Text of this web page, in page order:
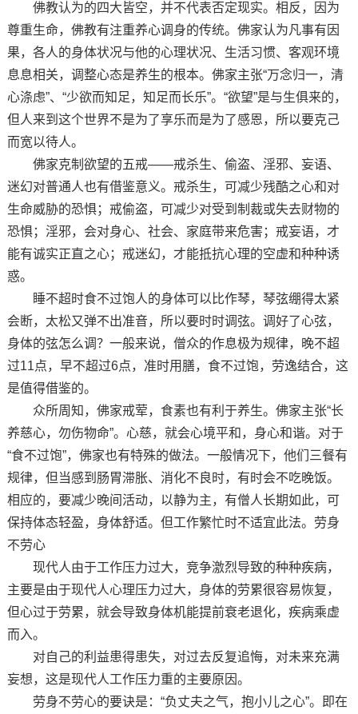
佛教认为的四大皆空，并不代表否定现实。相反，因为
尊重生命，佛教有注重养心调身的传统。佛家认为凡事有因
果，各人的身体状况与他的心理状况、生活习惯、客观环境
息息相关，调整心态是养生的根本。佛家主张“万念归一，清
心涤虑”、“少欲而知足，知足而长乐”。“欲望”是与生俱来的，
但人来到这个世界不是为了享乐而是为了感恩，所以要克己
而宽以待人。
佛家克制欲望的五戒——戒杀生、偷盗、淫邪、妄语、
迷幻对普通人也有借鉴意义。戒杀生，可减少残酷之心和对
生命威胁的恐惧；戒偷盗，可减少对受到制裁或失去财物的
恐惧；淫邪，会对身心、社会、家庭带来危害；戒妄语，才
能有诚实正直之心；戒迷幻，才能抵抗心理的空虚和种种诱
惑。
睡不超时食不过饱人的身体可以比作琴，琴弦绷得太紧
会断，太松又弹不出准音，所以要时时调弦。调好了心弦，
身体的弦怎么调？一般来说，僧众的作息极为规律，晚不超
过11点，早不超过6点，准时用膳，食不过饱，劳逸结合，这
是值得借鉴的。
众所周知，佛家戒荤，食素也有利于养生。佛家主张“长
养慈心，勿伤物命”。心慈，就会心境平和，身心和谐。对于
“食不过饱”，佛家也有特殊的做法。一般情况下，他们三餐有
规律，但当感到肠胃滞胀、消化不良时，有时会不吃晚饭。
相应的，要减少晚间活动，以静为主，有僧人长期如此，可
保持体态轻盈，身体舒适。但工作繁忙时不适宜此法。劳身
不劳心
现代人由于工作压力过大，竞争激烈导致的种种疾病，
主要是由于现代人心理压力过大，身体的劳累很容易恢复，
但心过于劳累，就会导致身体机能提前衰老退化，疾病乘虚
而入。
对自己的利益患得患失，对过去反复追悔，对未来充满
妄想，这是现代人工作压力重的主要原因。
劳身不劳心的要诀是：“负丈夫之气，抱小儿之心”。即在